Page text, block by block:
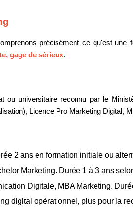
précisément ce qu'est
gage de sérieux.
universitaire reconnu par le
Licence Pro Marketing Digital,
2 ans en formation initiale ou
Marketing. Durée 1 à 3 ans
Digitale, MBA Marketing.
digital opérationnel, plus pour la